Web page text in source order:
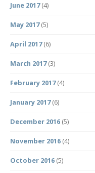
June 2017(4)
May 2017(5)
April 2017(6)
March 2017(3)
February 2017(4)
January 2017(6)
December 2016 (5)
November 2016 (4)
October 2016 (5)